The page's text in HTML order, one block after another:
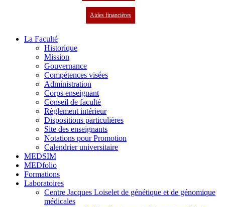
Aides financières
La Faculté
Historique
Mission
Gouvernance
Compétences visées
Administration
Corps enseignant
Conseil de faculté
Règlement intérieur
Dispositions particulières
Site des enseignants
Notations pour Promotion
Calendrier universitaire
MEDSIM
MEDfolio
Formations
Laboratoires
Centre Jacques Loiselet de génétique et de génomique
médicales